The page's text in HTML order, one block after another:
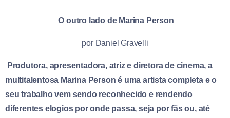
O outro lado de Marina Person
por Daniel Gravelli
Produtora, apresentadora, atriz e diretora de cinema, a
multitalentosa Marina Person é uma artista completa e o
seu trabalho vem sendo reconhecido e rendendo
diferentes elogios por onde passa, seja por fãs ou, até